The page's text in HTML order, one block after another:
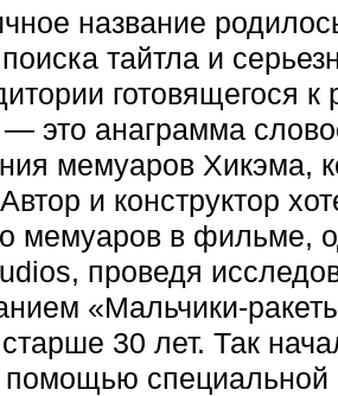
название
тайтла и
готовящегося
это анаграмма
мемуаров Хикэма,
и конструктор
мемуаров в фильме,
проведя
«Мальчики-
30 лет. Так
специальной